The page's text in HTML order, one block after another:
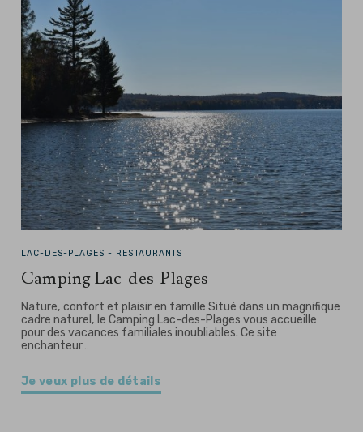
LAC-DES-PLAGES - RESTAURANTS
Camping Lac-des-Plages
Nature, confort et plaisir en famille Situé dans un magnifique
cadre naturel, le Camping Lac-des-Plages vous accueille
pour des vacances familiales inoubliables. Ce site
enchanteur…
Je veux plus de détails